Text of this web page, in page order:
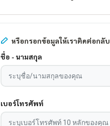
หรือกรอกข้อมูลให้เราติดต่อกลับ
ชื่อ - นามสกุล
เบอร์โทรศัพท์